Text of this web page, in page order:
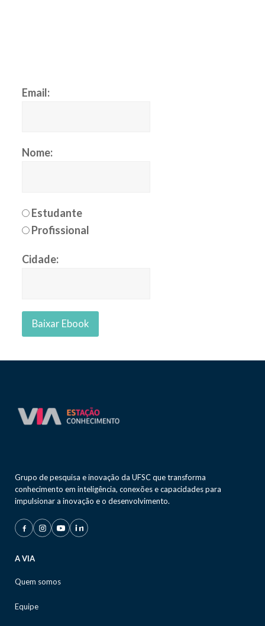
Email:
Nome:
Estudante
Profissional
Cidade:
Grupo de pesquisa e inovação da UFSC que transforma
conhecimento em inteligência, conexões e capacidades para
impulsionar a inovação e o desenvolvimento.
A VIA
Quem somos
Equipe